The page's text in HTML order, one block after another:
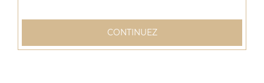
CONTINUEZ